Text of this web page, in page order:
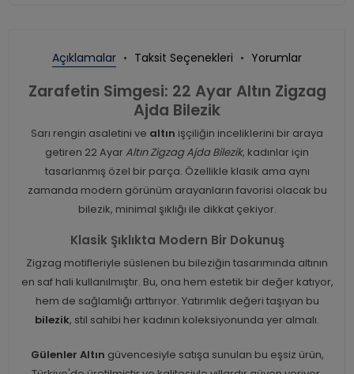
Açıklamalar Taksit Seçenekleri Yorumlar
Zarafetin Simgesi: 22 Ayar Altın Zigzag
Ajda Bilezik
Sarı rengin asaletini ve altın işçiliğin inceliklerini bir araya
getiren 22 AyarAltın Zigzag Ajda Bilezik, kadınlar için
tasarlanmış özel bir parça. Özellikle klasik ama aynı
zamanda modern görünüm arayanların favorisi olacak bu
bilezik, minimal şıklığı ile dikkat çekiyor.
Klasik Şıklıkta Modern Bir Dokunuş
Zigzag motifleriyle süslenen bu bileziğin tasarımında altının
en saf hali kullanılmıştır. Bu, ona hem estetik bir değer katıyor,
hem de sağlamlığı arttırıyor. Yatırımlık değeri taşıyan bu
bilezik, stil sahibi her kadının koleksiyonunda yer almalı.
Gülenler Altın güvencesiyle satışa sunulan bu eşsiz ürün,